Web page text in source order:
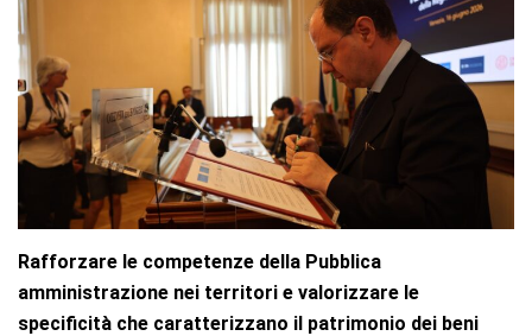
Rafforzare le competenze della Pubblica
amministrazione nei territori e valorizzare le
specificità che caratterizzano il patrimonio dei beni